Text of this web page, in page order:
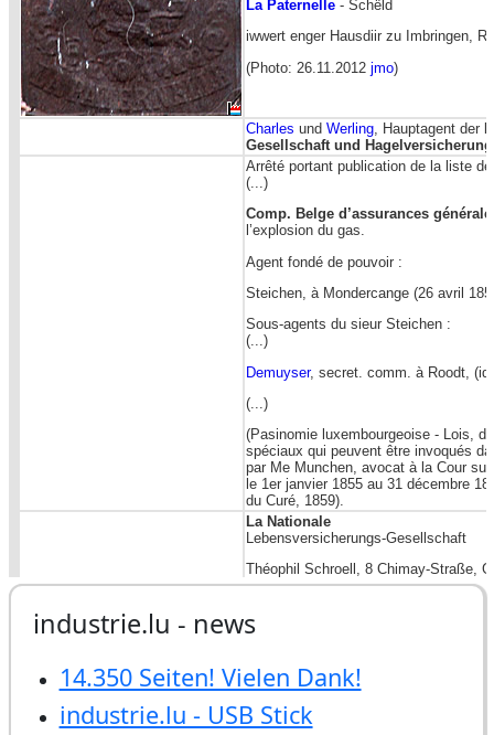
industrie.lu - news
14.350 Seiten! Vielen Dank!
industrie.lu - USB Stick